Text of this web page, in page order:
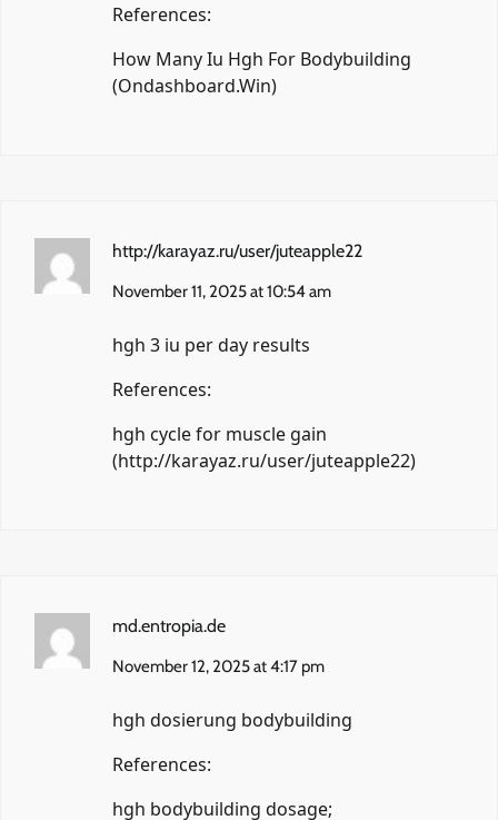
References:
How Many Iu Hgh For Bodybuilding
(Ondashboard.Win)
http://karayaz.ru/user/juteapple22
November 11, 2025 at 10:54 am
hgh 3 iu per day results
References:
hgh cycle for muscle gain
(http://karayaz.ru/user/juteapple22)
md.entropia.de
November 12, 2025 at 4:17 pm
hgh dosierung bodybuilding
References:
hgh bodybuilding dosage;